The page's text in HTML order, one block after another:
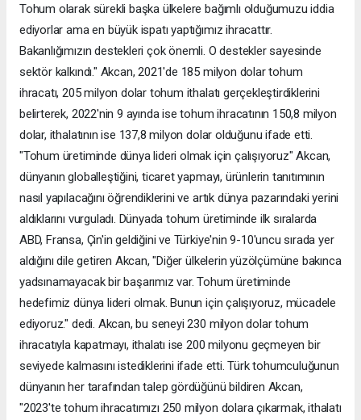
Tohum olarak sürekli başka ülkelere bağımlı olduğumuzu iddia
ediyorlar ama en büyük ispatı yaptığımız ihracattır.
Bakanlığımızın destekleri çok önemli. O destekler sayesinde
sektör kalkındı." Akcan, 2021'de 185 milyon dolar tohum
ihracatı, 205 milyon dolar tohum ithalatı gerçekleştirdiklerini
belirterek, 2022'nin 9 ayında ise tohum ihracatının 150,8 milyon
dolar, ithalatının ise 137,8 milyon dolar olduğunu ifade etti.
"Tohum üretiminde dünya lideri olmak için çalışıyoruz" Akcan,
dünyanın globalleştiğini, ticaret yapmayı, ürünlerin tanıtımının
nasıl yapılacağını öğrendiklerini ve artık dünya pazarındaki yerini
aldıklarını vurguladı. Dünyada tohum üretiminde ilk sıralarda
ABD, Fransa, Çin'in geldiğini ve Türkiye'nin 9-10'uncu sırada yer
aldığını dile getiren Akcan, "Diğer ülkelerin yüzölçümüne bakınca
yadsınamayacak bir başarımız var. Tohum üretiminde
hedefimiz dünya lideri olmak. Bunun için çalışıyoruz, mücadele
ediyoruz." dedi. Akcan, bu seneyi 230 milyon dolar tohum
ihracatıyla kapatmayı, ithalatı ise 200 milyonu geçmeyen bir
seviyede kalmasını istediklerini ifade etti. Türk tohumculuğunun
dünyanın her tarafından talep gördüğünü bildiren Akcan,
"2023'te tohum ihracatımızı 250 milyon dolara çıkarmak, ithalatı